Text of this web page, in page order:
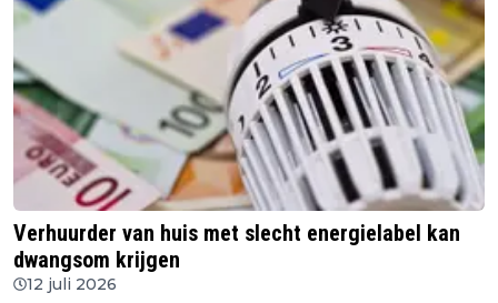
Verhuurder van huis met slecht energielabel kan
dwangsom krijgen
12 juli 2026